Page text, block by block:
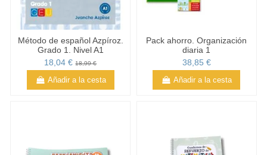
Método de español Azpíroz.
Grado 1. Nivel A1
18,04 €18,99 €
Añadir a la cesta
Pack ahorro. Organización
diaria 1
38,85 €
Añadir a la cesta